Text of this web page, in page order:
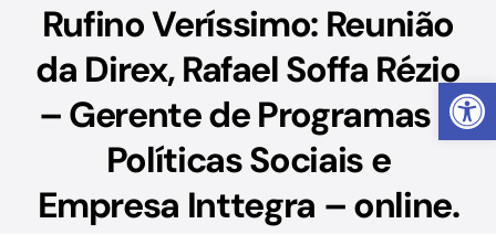
Abrir
Institucional
Linhas de Crédito
Atendimento
Rufino Veríssimo: Reunião
da Direx, Rafael Soffa Rézio
– Gerente de Programas e
Políticas Sociais e
Empresa Inttegra – online.